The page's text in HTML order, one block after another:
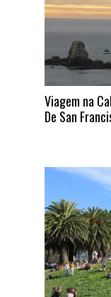
Viagem na
De San